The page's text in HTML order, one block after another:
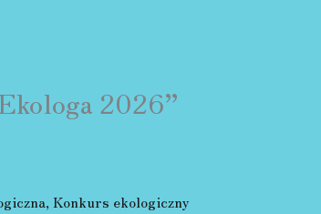
2026”
,Konkurs ekologiczny